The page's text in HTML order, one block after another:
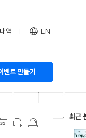
역 EN
벤트 만들기
최근